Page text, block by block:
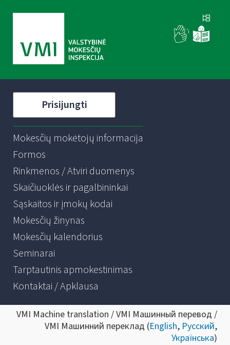
Prisijungti
Mokesčių mokėtojų informacija
Formos
Rinkmenos / Atviri duomenys
Skaičiuoklės ir pagalbininkai
Sąskaitos ir įmokų kodai
Mokesčių žinynas
Mokesčių kalendorius
Seminarai
Tarptautinis apmokestinimas
Kontaktai / Apklausa
VMI Machine translation / VMI Машинный перевод /
VMI Машинний переклад (English, Русский,
Українська)